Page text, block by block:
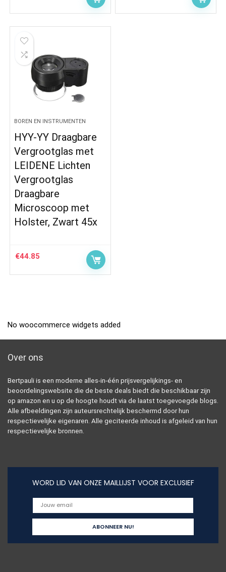
BOREN EN INSTRUMENTEN
HYY-YY Draagbare
Vergrootglas met
LEIDENE Lichten
Vergrootglas
Draagbare
Microscoop met
Holster, Zwart 45x
€44.85
No woocommerce widgets added
Over ons
Bertpauli is een moderne alles-in-één prijsvergelijkings- en
beoordelingswebsite die de beste deals biedt die beschikbaar zijn
op amazon en u op de hoogte houdt via de laatst toegevoegde blogs.
Alle afbeeldingen zijn auteursrechtelijk beschermd door hun
respectievelijke eigenaren. Alle geciteerde inhoud is afgeleid van hun
respectievelijke bronnen.
WORD LID VAN ONZE MAILLIJST VOOR EXCLUSIEF